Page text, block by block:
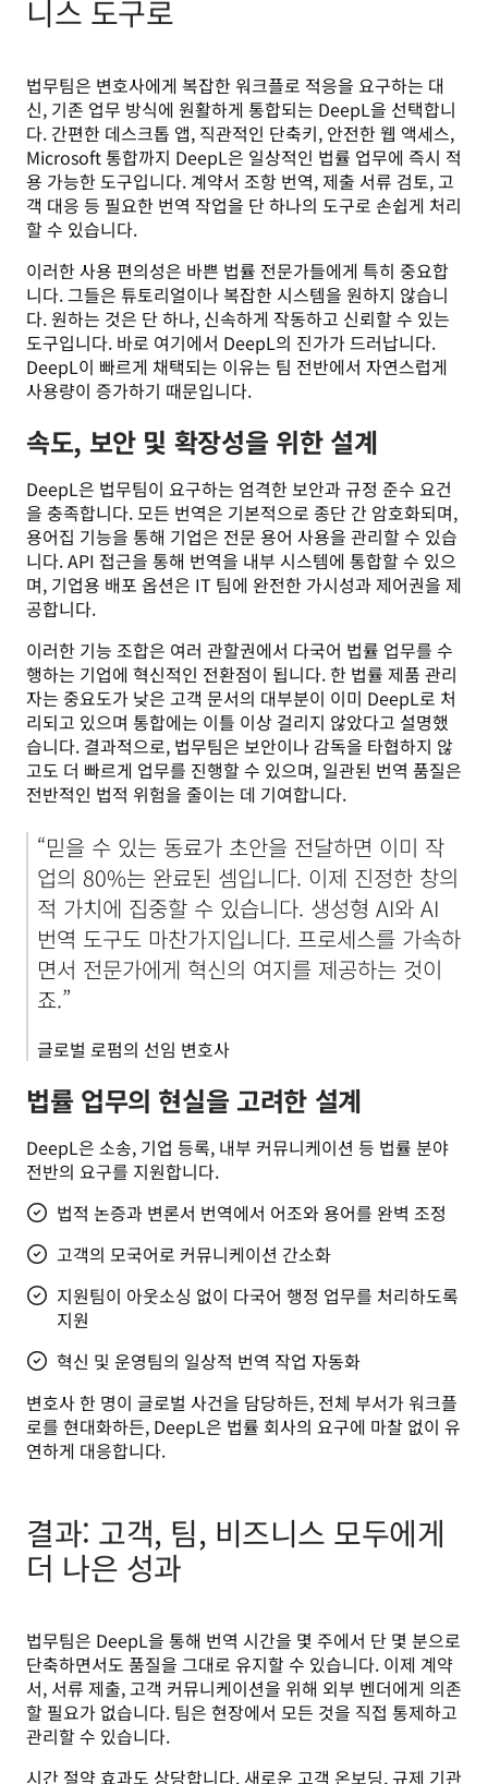
니스 도구로
법무팀은 변호사에게 복잡한 워크플로 적응을 요구하는 대
신, 기존 업무 방식에 원활하게 통합되는 DeepL을 선택합니
다. 간편한 데스크톱 앱, 직관적인 단축키, 안전한 웹 액세스,
Microsoft 통합까지 DeepL은 일상적인 법률 업무에 즉시 적
용 가능한 도구입니다. 계약서 조항 번역, 제출 서류 검토, 고
객 대응 등 필요한 번역 작업을 단 하나의 도구로 손쉽게 처리
할 수 있습니다.
이러한 사용 편의성은 바쁜 법률 전문가들에게 특히 중요합
니다. 그들은 튜토리얼이나 복잡한 시스템을 원하지 않습니
다. 원하는 것은 단 하나, 신속하게 작동하고 신뢰할 수 있는
도구입니다. 바로 여기에서 DeepL의 진가가 드러납니다.
DeepL이 빠르게 채택되는 이유는 팀 전반에서 자연스럽게
사용량이 증가하기 때문입니다.
속도, 보안 및 확장성을 위한 설계
DeepL은 법무팀이 요구하는 엄격한 보안과 규정 준수 요건
을 충족합니다. 모든 번역은 기본적으로 종단 간 암호화되며,
용어집 기능을 통해 기업은 전문 용어 사용을 관리할 수 있습
니다. API 접근을 통해 번역을 내부 시스템에 통합할 수 있으
며, 기업용 배포 옵션은 IT 팀에 완전한 가시성과 제어권을 제
공합니다.
이러한 기능 조합은 여러 관할권에서 다국어 법률 업무를 수
행하는 기업에 혁신적인 전환점이 됩니다. 한 법률 제품 관리
자는 중요도가 낮은 고객 문서의 대부분이 이미 DeepL로 처
리되고 있으며 통합에는 이틀 이상 걸리지 않았다고 설명했
습니다. 결과적으로, 법무팀은 보안이나 감독을 타협하지 않
고도 더 빠르게 업무를 진행할 수 있으며, 일관된 번역 품질은
전반적인 법적 위험을 줄이는 데 기여합니다.
“믿을 수 있는 동료가 초안을 전달하면 이미 작
업의 80%는 완료된 셈입니다. 이제 진정한 창의
적 가치에 집중할 수 있습니다. 생성형 AI와 AI
번역 도구도 마찬가지입니다. 프로세스를 가속하
면서 전문가에게 혁신의 여지를 제공하는 것이
죠.”
글로벌 로펌의 선임 변호사
법률 업무의 현실을 고려한 설계
DeepL은 소송, 기업 등록, 내부 커뮤니케이션 등 법률 분야
전반의 요구를 지원합니다.
법적 논증과 변론서 번역에서 어조와 용어를 완벽 조정
고객의 모국어로 커뮤니케이션 간소화
지원팀이 아웃소싱 없이 다국어 행정 업무를 처리하도록
지원
혁신 및 운영팀의 일상적 번역 작업 자동화
변호사 한 명이 글로벌 사건을 담당하든, 전체 부서가 워크플
로를 현대화하든, DeepL은 법률 회사의 요구에 마찰 없이 유
연하게 대응합니다.
결과: 고객, 팀, 비즈니스 모두에게
더 나은 성과
법무팀은 DeepL을 통해 번역 시간을 몇 주에서 단 몇 분으로
단축하면서도 품질을 그대로 유지할 수 있습니다. 이제 계약
서, 서류 제출, 고객 커뮤니케이션을 위해 외부 벤더에게 의존
할 필요가 없습니다. 팀은 현장에서 모든 것을 직접 통제하고
관리할 수 있습니다.
시간 절약 효과도 상당합니다. 새로운 고객 온보딩, 규제 기관